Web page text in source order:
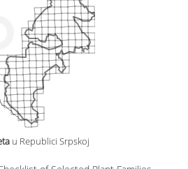
u Republici Srpskoj